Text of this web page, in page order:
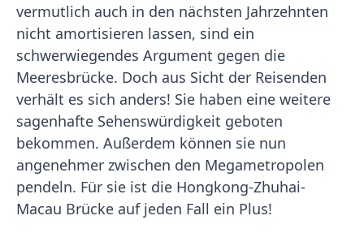
vermutlich auch in den nächsten Jahrzehnten
nicht amortisieren lassen, sind ein
schwerwiegendes Argument gegen die
Meeresbrücke. Doch aus Sicht der Reisenden
verhält es sich anders! Sie haben eine weitere
sagenhafte Sehenswürdigkeit geboten
bekommen. Außerdem können sie nun
angenehmer zwischen den Megametropolen
pendeln. Für sie ist die Hongkong-Zhuhai-
Macau Brücke auf jeden Fall ein Plus!